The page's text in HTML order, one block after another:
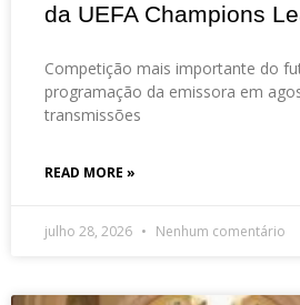
da UEFA Champions
Competição mais importante do
programação da emissora em
transmissões
READ MORE »
julho 28, 2026 Nenhum comentário